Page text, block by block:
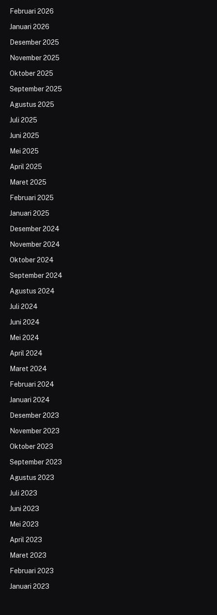
Februari 2026
Januari 2026
Desember 2025
November 2025
Oktober 2025
September 2025
Agustus 2025
Juli 2025
Juni 2025
Mei 2025
April 2025
Maret 2025
Februari 2025
Januari 2025
Desember 2024
November 2024
Oktober 2024
September 2024
Agustus 2024
Juli 2024
Juni 2024
Mei 2024
April 2024
Maret 2024
Februari 2024
Januari 2024
Desember 2023
November 2023
Oktober 2023
September 2023
Agustus 2023
Juli 2023
Juni 2023
Mei 2023
April 2023
Maret 2023
Februari 2023
Januari 2023